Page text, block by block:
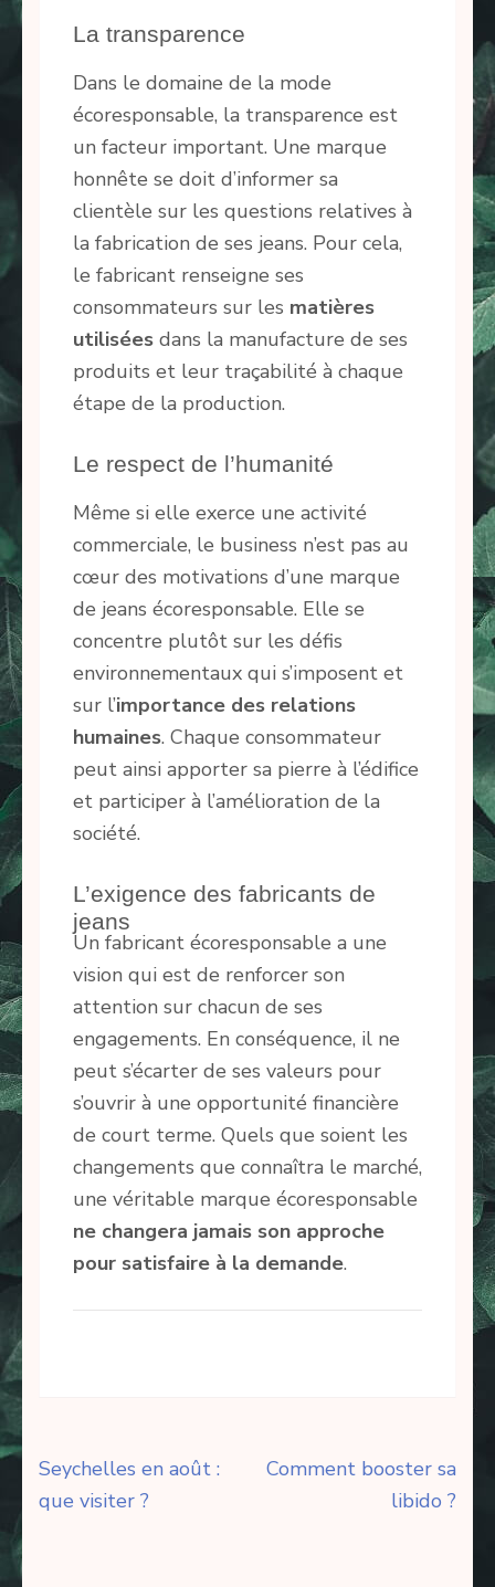
La transparence
Dans le domaine de la mode
écoresponsable, la transparence est
un facteur important. Une marque
honnête se doit d’informer sa
clientèle sur les questions relatives à
la fabrication de ses jeans. Pour cela,
le fabricant renseigne ses
consommateurs sur les matières
utilisées dans la manufacture de ses
produits et leur traçabilité à chaque
étape de la production.
Le respect de l’humanité
Même si elle exerce une activité
commerciale, le business n’est pas au
cœur des motivations d’une marque
de jeans écoresponsable. Elle se
concentre plutôt sur les défis
environnementaux qui s’imposent et
sur l’importance des relations
humaines. Chaque consommateur
peut ainsi apporter sa pierre à l’édifice
et participer à l’amélioration de la
société.
L’exigence des fabricants de
jeans
Un fabricant écoresponsable a une
vision qui est de renforcer son
attention sur chacun de ses
engagements. En conséquence, il ne
peut s’écarter de ses valeurs pour
s’ouvrir à une opportunité financière
de court terme. Quels que soient les
changements que connaîtra le marché,
une véritable marque écoresponsable
ne changera jamais son approche
pour satisfaire à la demande.
Navigation
de
Seychelles en août :
que visiter ?
Comment booster sa
libido ?